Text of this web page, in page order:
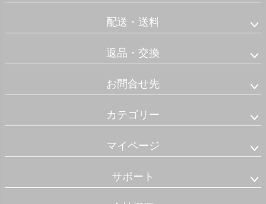
配送・送料
返品・交換
お問合せ先
カテゴリー
マイページ
サポート